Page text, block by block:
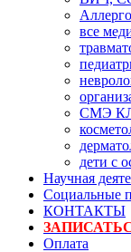
все
СМЭ
дети с
Научная
Социальные
КОНТАКТЫ
Оплата